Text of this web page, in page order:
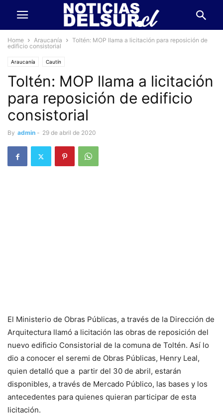
Home Araucanía
Toltén: MOP llama a licitación para reposición de
edificio consistorial
Araucanía Cautín
Toltén: MOP llama a licitación
para reposición de edificio
consistorial
By admin - 29 de abril de 2020
El Ministerio de Obras Públicas, a través de la Dirección de
Arquitectura llamó a licitación las obras de reposición del
nuevo edificio Consistorial de la comuna de Toltén. Así lo
dio a conocer el seremi de Obras Públicas, Henry Leal,
quien detalló que a partir del 30 de abril, estarán
disponibles, a través de Mercado Público, las bases y los
antecedentes para quienes quieran participar de esta
licitación.